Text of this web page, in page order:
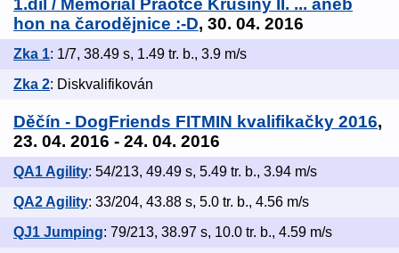
hon na čarodějnice :-D, 30. 04. 2016
Zka 1: 1/7, 38.49 s, 1.49 tr. b., 3.9 m/s
Zka 2: Diskvalifikován
Děčín - DogFriends FITMIN kvalifikačky 2016,
23. 04. 2016 - 24. 04. 2016
QA1 Agility: 54/213, 49.49 s, 5.49 tr. b., 3.94 m/s
QA2 Agility: 33/204, 43.88 s, 5.0 tr. b., 4.56 m/s
QJ1 Jumping: 79/213, 38.97 s, 10.0 tr. b., 4.59 m/s